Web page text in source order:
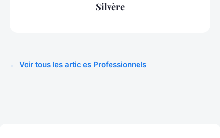
Silvère
← Voir tous les articles Professionnels